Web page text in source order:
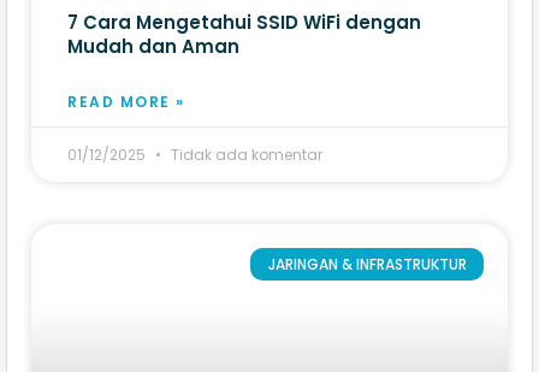
7 Cara Mengetahui SSID WiFi dengan
Mudah dan Aman
READ MORE »
01/12/2025 Tidak ada komentar
JARINGAN & INFRASTRUKTUR